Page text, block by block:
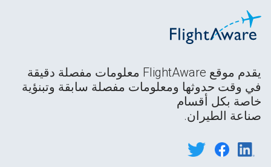
يقدم موقع FlightAware معلومات مفصلة دقيقة
في وقت حدوثها ومعلومات مفصلة سابقة وتبنؤية
خاصة بكل أقسام
صناعة الطيران.